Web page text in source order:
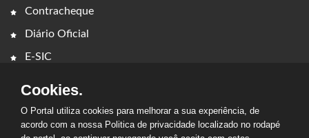
Contracheque
Diário Oficial
E-SIC
Cookies.
O Portal utiliza cookies para melhorar a sua experiência, de
acordo com a nossa Politica de privacidade localizado no rodapé